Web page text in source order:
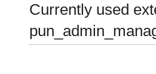
Currently used